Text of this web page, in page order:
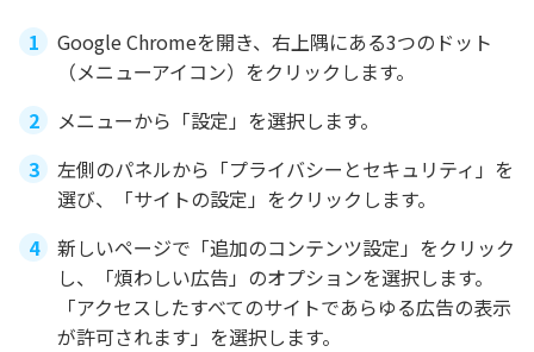
Google Chromeを開き、右上隅にある3つのドット
（メニューアイコン）をクリックします。
メニューから「設定」を選択します。
左側のパネルから「プライバシーとセキュリティ」を
選び、「サイトの設定」をクリックします。
新しいページで「追加のコンテンツ設定」をクリック
し、「煩わしい広告」のオプションを選択します。
「アクセスしたすべてのサイトであらゆる広告の表示
が許可されます」を選択します。